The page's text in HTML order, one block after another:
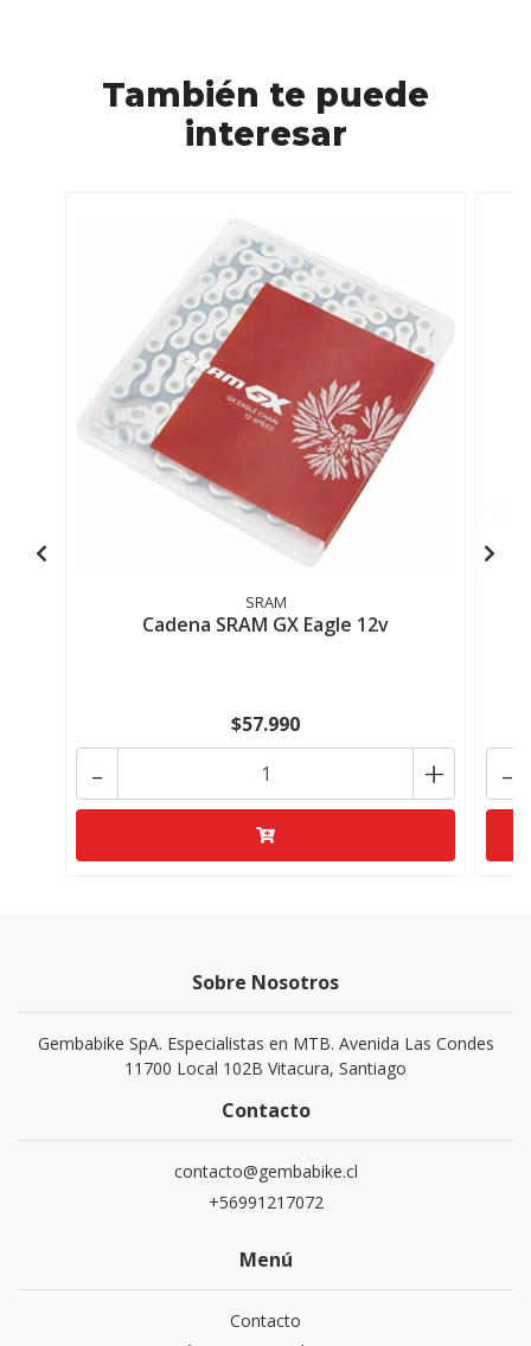
También te puede
interesar
SRAM
Cadena SRAM GX Eagle 12v
$57.990
+
- -
Sobre Nosotros
Gembabike SpA. Especialistas en MTB. Avenida Las Condes
11700 Local 102B Vitacura, Santiago
Contacto
contacto@gembabike.cl
+56991217072
Menú
Contacto